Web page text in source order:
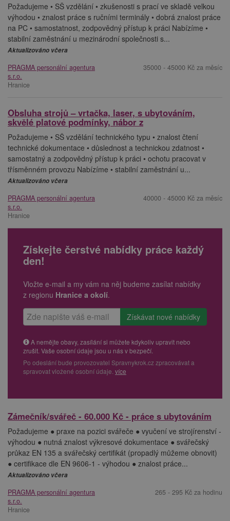
Požadujeme • SŠ vzdělání • zkušenosti s prací ve skladě velkou
výhodou • znalost práce s ručními terminály • dobrá znalost práce
na PC • samostatnost, zodpovědný přístup k práci Nabízíme •
stabilní zaměstnání u mezinárodní společnosti s...
Aktualizováno včera
PRAGMA personální agentura
s.r.o.
Hranice
35000 - 45000 Kč za měsíc
Obsluha strojů – vrtačka, laser, s ubytováním,
skvělé platové podmínky, nábor z
Požadujeme • SŠ vzdělání technického typu • znalost čtení
technické dokumentace • důslednost a technickou zdatnost •
samostatný a zodpovědný přístup k práci • ochotu pracovat v
třísměnném provozu Nabízíme • stabilní zaměstnání u...
Aktualizováno včera
PRAGMA personální agentura
s.r.o.
Hranice
40000 - 45000 Kč za měsíc
Získejte čerstvé nabídky práce každý
den!
Vložte e-mail a my vám na něj budeme zasílat nabídky
z regionu Hranice a okolí.
A nemějte obavy, zasílání si můžete kdykoliv upravit nebo
zrušit. Vaše osobní údaje jsou u nás v bezpečí.
Po odeslání bude provozovatel Spravnykrok.cz zpracovávat a
spravovat vložené osobní údaje. více
Zámečník/svářeč - 60.000 Kč - práce s ubytováním
Požadujeme ● praxe na pozici svářeče ● vyučení ve strojírenství -
výhodou ● nutná znalost výkresové dokumentace ● svářečský
průkaz EN 135 a svářečský certifikát (propadlý můžeme obnovit)
● certifikace dle EN 9606-1 - výhodou ● znalost práce...
Aktualizováno včera
PRAGMA personální agentura
s.r.o.
Hranice
265 - 295 Kč za hodinu